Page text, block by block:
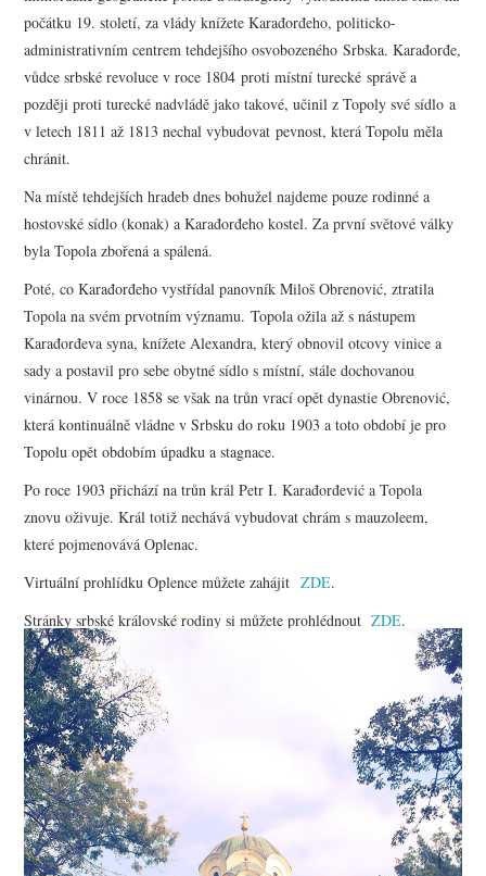
počátku 19. století, za vlády knížete Karađorđeho, politicko-
administrativním centrem tehdejšího osvobozeného Srbska. Karađorđe,
vůdce srbské revoluce v roce 1804 proti místní turecké správě a
později proti turecké nadvládě jako takové, učinil z Topoly své sídlo a
v letech 1811 až 1813 nechal vybudovat pevnost, která Topolu měla
chránit.
Na místě tehdejších hradeb dnes bohužel najdeme pouze rodinné a
hostovské sídlo (konak) a Karađorđeho kostel. Za první světové války
byla Topola zbořená a spálená.
Poté, co Karađorđeho vystřídal panovník Miloš Obrenović, ztratila
Topola na svém prvotním významu. Topola ožila až s nástupem
Karađorđeva syna, knížete Alexandra, který obnovil otcovy vinice a
sady a postavil pro sebe obytné sídlo s místní, stále dochovanou
vinárnou. V roce 1858 se však na trůn vrací opět dynastie Obrenović,
která kontinuálně vládne v Srbsku do roku 1903 a toto období je pro
Topolu opět obdobím úpadku a stagnace.
Po roce 1903 přichází na trůn král Petr I. Karađorđević a Topola
znovu oživuje. Král totiž nechává vybudovat chrám s mauzoleem,
které pojmenovává Oplenac.
Virtuální prohlídku Oplence můžete zahájitZDE.
Stránky srbské královské rodiny si můžete prohlédnoutZDE.